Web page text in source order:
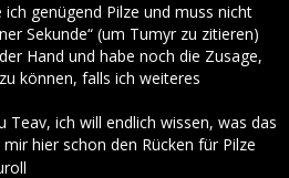
genügend Pilze und muss nicht
Sekunde“ (um Tumyr zu zitieren)
Hand und habe noch die Zusage,
können, falls ich weiteres
Teav, ich will endlich wissen, was das
hier schon den Rücken für Pilze